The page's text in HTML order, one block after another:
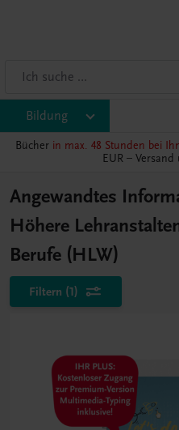
Bildung
Bücher in max. 48 Stunden bei
EUR – Versand
Angewandtes
Höhere
Berufe (HLW)
Filtern (1)